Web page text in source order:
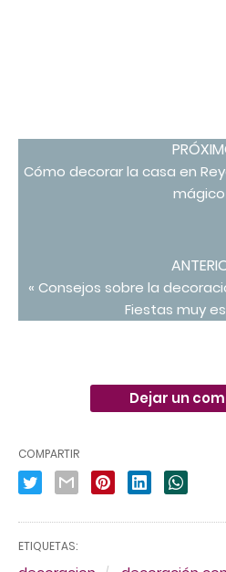
Cómo decorar la casa en
mágico
« Consejos sobre la
Fiestas muy
Dejar un
COMPARTIR
ETIQUETAS: